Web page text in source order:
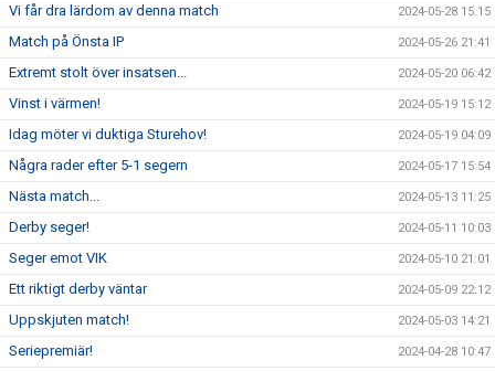
Vi får dra lärdom av denna match 2024-05-28 15:15
Match på Önsta IP 2024-05-26 21:41
Extremt stolt över insatsen... 2024-05-20 06:42
Vinst i värmen! 2024-05-19 15:12
Idag möter vi duktiga Sturehov! 2024-05-19 04:09
Några rader efter 5-1 segern 2024-05-17 15:54
Nästa match... 2024-05-13 11:25
Derby seger! 2024-05-11 10:03
Seger emot VIK 2024-05-10 21:01
Ett riktigt derby väntar 2024-05-09 22:12
Uppskjuten match! 2024-05-03 14:21
Seriepremiär! 2024-04-28 10:47